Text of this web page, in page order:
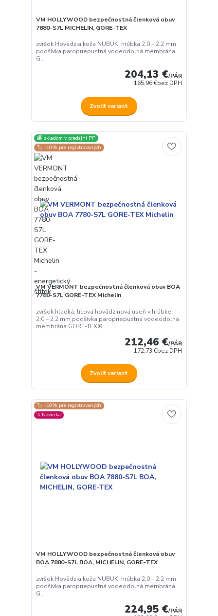
VM HOLLYWOOD bezpečnostná členková obuv
7880-S7L MICHELIN, GORE-TEX
zvršok Hovädzia koža NUBUK, hrúbka 2,0 – 2,2 mm
podšívka paropriepustná vodeodolná membrána
G...
204,13 €/PÁR
165,96 €bez DPH
Zvoliť variant
🏬 skladom v predajni PP
🏷️ -10% pre registrovaných
VM VERMONT bezpečnostná členková obuv BOA
7780-S7L GORE-TEX Michelin
zvršok hladká, lícová hovädzinová useň v hrúbke
2,0 – 2,2 mm podšívka paropriepustná vodeodolná
membrána GORE-TEX® ...
212,46 €/PÁR
172,73 €bez DPH
Zvoliť variant
🏷️ -10% pre registrovaných
⭐️ Novinka
VM HOLLYWOOD bezpečnostná členková obuv
BOA 7880-S7L BOA, MICHELIN, GORE-TEX
zvršok Hovädzia koža NUBUK, hrúbka 2,0 – 2,2 mm
podšívka paropriepustná vodeodolná membrána
G...
224,95 €/PÁR